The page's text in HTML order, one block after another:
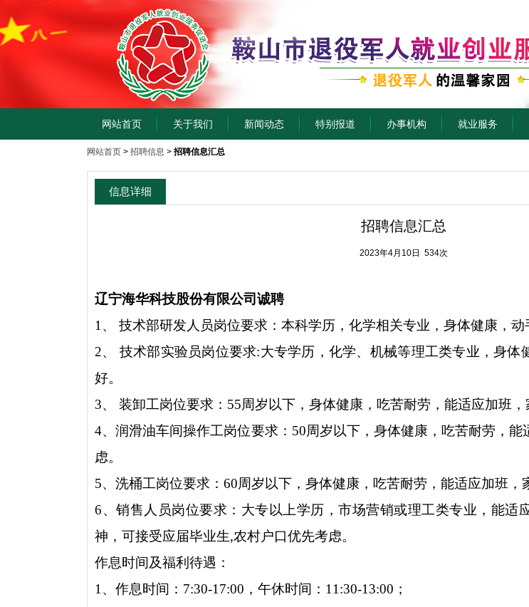
网站首页 关于我们 新闻动态 特别报道 办事机构 就业服务
网站首页 > 招聘信息 > 招聘信息汇总
信息详细
招聘信息汇总
2023年4月10日 534次
辽宁海华科技股份有限公司诚聘
1、 技术部研发人员岗位要求：本科学历，化学相关专业，身体健康，动
2、 技术部实验员岗位要求:大专学历，化学、机械等理工类专业，身体
好。
3、 装卸工岗位要求：55周岁以下，身体健康，吃苦耐劳，能适应加班，
4、润滑油车间操作工岗位要求：50周岁以下，身体健康，吃苦耐劳，
虑。
5、洗桶工岗位要求：60周岁以下，身体健康，吃苦耐劳，能适应加班，
6、销售人员岗位要求：大专以上学历，市场营销或理工类专业，能适
神，可接受应届毕业生,农村户口优先考虑。
作息时间及福利待遇：
1、作息时间：7:30-17:00，午休时间：11:30-13:00；